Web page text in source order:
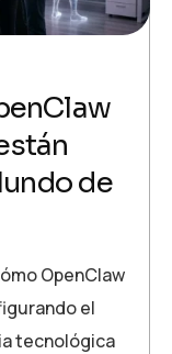
de
OpenClaw
el
tecnológica